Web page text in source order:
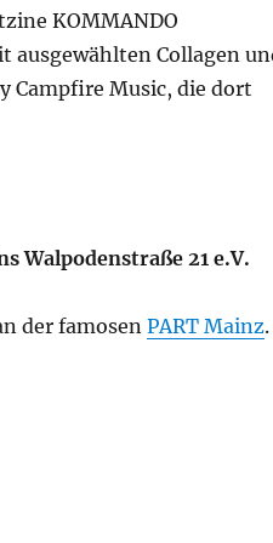
KOMMANDO
ausgewählten Collagen
Campfire Music, die dort
Walpodenstraße 21 e.V.
der famosenPART Mainz.